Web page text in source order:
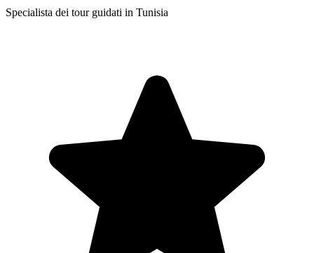
Specialista dei tour guidati in Tunisia